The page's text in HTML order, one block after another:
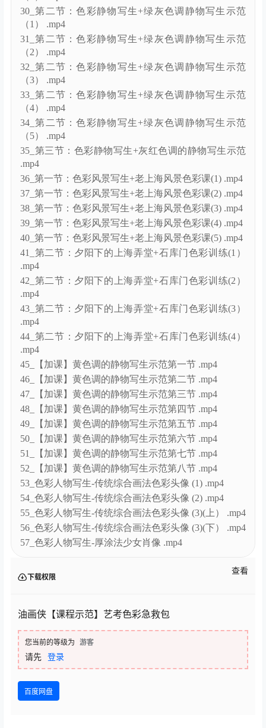
30_第二节：色彩静物写生+绿灰色调静物写生示范
（1） .mp4
31_第二节：色彩静物写生+绿灰色调静物写生示范
（2） .mp4
32_第二节：色彩静物写生+绿灰色调静物写生示范
（3） .mp4
33_第二节：色彩静物写生+绿灰色调静物写生示范
（4） .mp4
34_第二节：色彩静物写生+绿灰色调静物写生示范
（5） .mp4
35_第三节：色彩静物写生+灰红色调的静物写生示范
.mp4
36_第一节：色彩风景写生+老上海风景色彩课(1) .mp4
37_第一节：色彩风景写生+老上海风景色彩课(2) .mp4
38_第一节：色彩风景写生+老上海风景色彩课(3) .mp4
39_第一节：色彩风景写生+老上海风景色彩课(4) .mp4
40_第一节：色彩风景写生+老上海风景色彩课(5) .mp4
41_第二节：夕阳下的上海弄堂+石库门色彩训练(1）
.mp4
42_第二节：夕阳下的上海弄堂+石库门色彩训练(2）
.mp4
43_第二节：夕阳下的上海弄堂+石库门色彩训练(3）
.mp4
44_第二节：夕阳下的上海弄堂+石库门色彩训练(4）
.mp4
45_【加课】黄色调的静物写生示范第一节 .mp4
46_【加课】黄色调的静物写生示范第二节 .mp4
47_【加课】黄色调的静物写生示范第三节 .mp4
48_【加课】黄色调的静物写生示范第四节 .mp4
49_【加课】黄色调的静物写生示范第五节 .mp4
50_【加课】黄色调的静物写生示范第六节 .mp4
51_【加课】黄色调的静物写生示范第七节 .mp4
52_【加课】黄色调的静物写生示范第八节 .mp4
53_色彩人物写生-传统综合画法色彩头像 (1) .mp4
54_色彩人物写生-传统综合画法色彩头像 (2) .mp4
55_色彩人物写生-传统综合画法色彩头像 (3)(上） .mp4
56_色彩人物写生-传统综合画法色彩头像 (3)(下） .mp4
57_色彩人物写生-厚涂法少女肖像 .mp4
下载权限
查看
油画侠【课程示范】艺考色彩急救包
您当前的等级为 游客
请先 登录
百度网盘